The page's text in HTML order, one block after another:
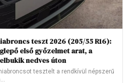
teszt 2026 (205/55 R16):
első győzelmet arat, a
nedves úton
tesztelt a rendkívül népszerű